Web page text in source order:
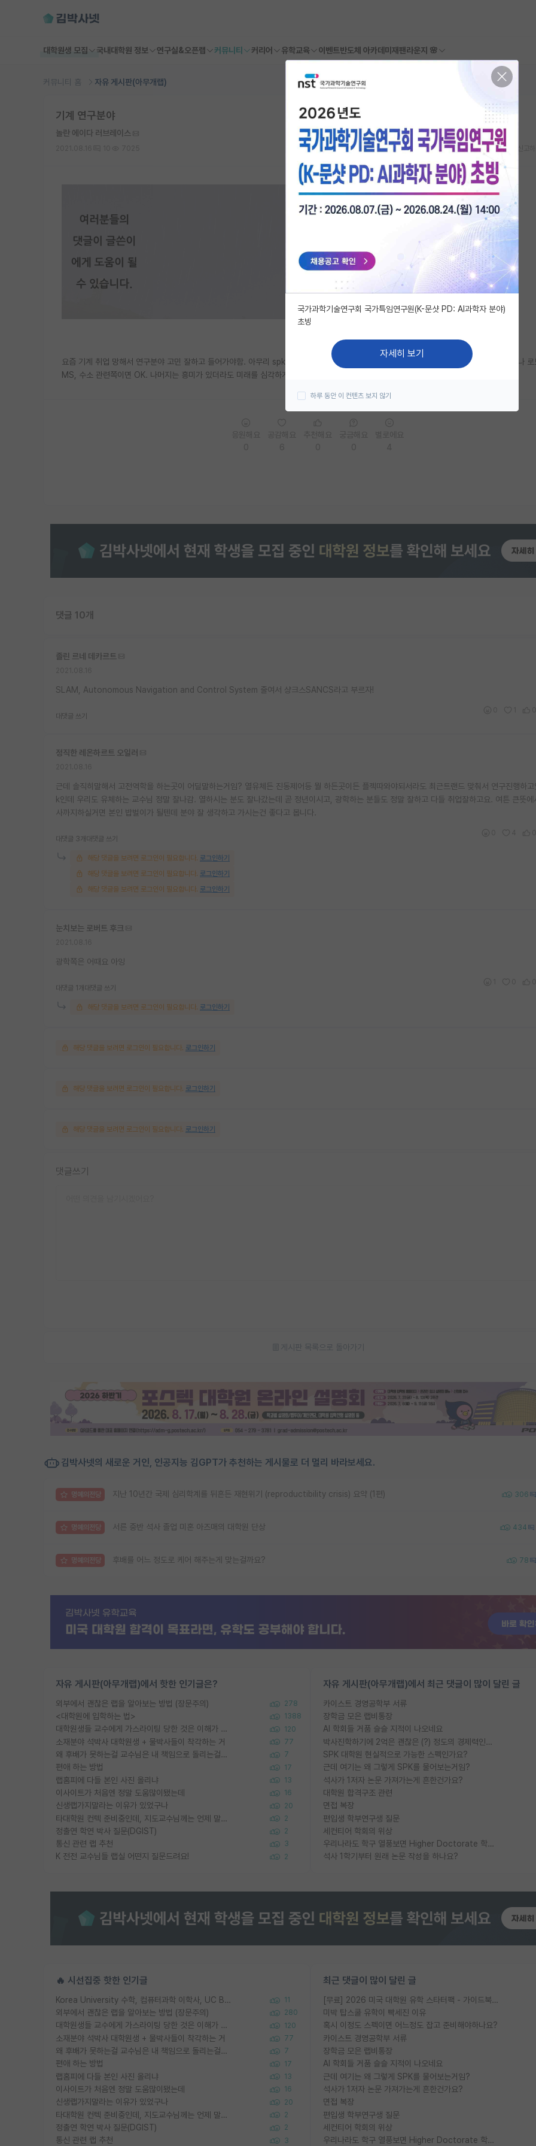
대학원생 모집 국내대학원 정보 연구실&오픈랩 커뮤니티 커리어 유학교육 이벤트반도체 아카데미 재팬라운지 🌸
커뮤니티 홈 자유 게시판(아무개랩)
기계 연구분야
놀란 에이다 러브레이스
스크랩
요즘 기계 취업 망해서 연구분야 고민 잘하고 들어가야함. 아무리 spk라도 고전역학하고 이런데는 들어가지마라. 최근에 유행하는 자율주행이나
MS, 수소 관련쪽이면 OK. 나머지는 흥미가 있더라도 미래를 심각하게 고민해보고 결정하길.
댓글 10개
졸린 르네 데카르트
SLAM, Autonomous Navigation and Control System 줄여서 샹크스SANCS라고 부르자!
대댓글 쓰기
정직한 레온하르트 오일러
근데 솔직히말해서 고전역학을 하는곳이 어딜말하는거임? 열유체든 진동제어등 뭘 하든곳이든 플젝따와야되서라도 최근트랜드 맞춰서 연구진행하
k인데 우리도 유체하는 교수님 정말 잘나감. 열하시는 분도 잘나갔는데 곧 정년이시고, 광학하는 분들도 정말 잘하고 다들 취업잘하고요. 여튼 큰뜻
사까지하실거면 본인 밥벌이가 될텐데 분야 잘 생각하고 가시는건 좋다고 봅니다.
대댓글 3개 대댓글 쓰기
해당 댓글을 보려면 로그인이 필요합니다. 로그인하기
해당 댓글을 보려면 로그인이 필요합니다. 로그인하기
해당 댓글을 보려면 로그인이 필요합니다. 로그인하기
눈치보는 로버트 후크
광학쪽은 어때요 아잉
대댓글 1개 대댓글 쓰기
해당 댓글을 보려면 로그인이 필요합니다. 로그인하기
해당 댓글을 보려면 로그인이 필요합니다. 로그인하기
해당 댓글을 보려면 로그인이 필요합니다. 로그인하기
해당 댓글을 보려면 로그인이 필요합니다. 로그인하기
댓글쓰기
게시판 목록으로 돌아가기
김박사넷의 새로운 거인, 인공지능 김GPT가 추천하는 게시물로 더 멀리 바라보세요.
명예의전당 지난 10년간 국제 심리학계를 뒤흔든 재현위기 (reproductibility crisis) 요약 (1편) 306
명예의전당 서른 중반 석사 졸업 미혼 아즈매의 대학원 단상 434
명예의전당 후배를 어느 정도로 케어 해주는게 맞는걸까요? 78
자유 게시판(아무개랩)에서 핫한 인기글은?
외부에서 괜찮은 랩을 알아보는 방법 (장문주의) 278
<대학원에 입학하는 법> 1388
대학원생들 교수에게 가스라이팅 당한 것은 이해가 갑니다. 안타깝네요. 120
소재분야 석박사 대학원생 + 물박사들이 착각하는 거 77
왜 후배가 못하는걸 교수님은 내 책임으로 돌리는걸까요? 7
편애 하는 방법 17
랩홈피에 다들 본인 사진 올리냐 13
이사이트가 처음엔 정말 도움많이됐는데 16
신생랩가지말라는 이유가 있었구나 20
타대학원 컨텍 준비중인데, 지도교수님께는 언제 말씀드려야 할까요? 2
정출연 학연 박사 질문(DGIST) 2
통신 관련 랩 추천 3
K 전전 교수님들 랩실 어떤지 질문드려요! 2
자유 게시판(아무개랩)에서 최근 댓글이 많이 달린 글
카이스트 경영공학부 서류
장학금 모은 랩비통장
AI 학회들 거품 슬슬 지적이 나오네요
박사진학하기에 2억은 괜찮은 (?) 정도의 경제력인가요
SPK 대학원 현실적으로 가능한 스펙인가요?
근데 여기는 왜 그렇게 SPK를 물어보는거임?
석사가 1저자 논문 가져가는게 흔한건가요?
대학원 합격구조 관련
면접 복장
편입생 학부연구생 질문
세컨티어 학회의 위상
우리나라도 학구 열풍보면 Higher Doctorate 학위가 필요하다고 봅니다.
석사 1학기부터 원래 논문 작성을 하나요?
🔥 시선집중 핫한 인기글
Korea University 수학, 컴퓨터과학 이학사, UC Berkeley 산업공학 대학원 공학박사가 되는 것은 쉽지 않겠죠? 11
외부에서 괜찮은 랩을 알아보는 방법 (장문주의) 280
대학원생들 교수에게 가스라이팅 당한 것은 이해가 갑니다. 안타깝네요. 120
소재분야 석박사 대학원생 + 물박사들이 착각하는 거 77
왜 후배가 못하는걸 교수님은 내 책임으로 돌리는걸까요? 7
편애 하는 방법 17
랩홈피에 다들 본인 사진 올리냐 13
이사이트가 처음엔 정말 도움많이됐는데 16
신생랩가지말라는 이유가 있었구나 20
타대학원 컨텍 준비중인데, 지도교수님께는 언제 말씀드려야 할까요? 2
정출연 학연 박사 질문(DGIST) 2
통신 관련 랩 추천 3
최근 댓글이 많이 달린 글
[무료] 2026 미국 대학원 유학 스타터팩 - 가이드북 & 합격자 컨택메일 템플릿
미박 탑스쿨 유학이 빡세진 이유
혹시 이정도 스펙이면 어느정도 잡고 준비해야하나요?
카이스트 경영공학부 서류
장학금 모은 랩비통장
AI 학회들 거품 슬슬 지적이 나오네요
근데 여기는 왜 그렇게 SPK를 물어보는거임?
석사가 1저자 논문 가져가는게 흔한건가요?
면접 복장
편입생 학부연구생 질문
세컨티어 학회의 위상
우리나라도 학구 열풍보면 Higher Doctorate 학위가 필요하다고 봅니다.
국가과학기술연구회 국가특임연구원(K-문샷 PD: AI과학자 분야)
초빙
자세히 보기
하루 동안 이 컨텐츠 보지 않기